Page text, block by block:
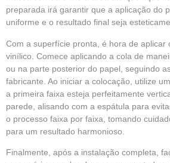
preparada irá garantir que a aplicação do
uniforme e o resultado final seja
Com a superfície pronta, é hora de aplicar
vinílico. Comece aplicando a cola de
ou na parte posterior do papel, seguindo
fabricante. Ao iniciar a colocação, utilize
a primeira faixa esteja perfeitamente
parede, alisando com a espátula para
o processo faixa por faixa, tomando
para um resultado harmonioso.
Finalmente, após a instalação completa,